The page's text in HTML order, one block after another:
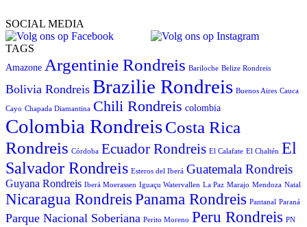
SOCIAL MEDIA
TAGS
Amazone Argentinie Rondreis Bariloche Belize Rondreis
Bolivia Rondreis Brazilie Rondreis Buenos Aires Cauca
Cayo Chapada Diamantina Chili Rondreis colombia
Colombia RondreisCosta Rica
Rondreis Córdoba Ecuador Rondreis El Calafate El Chaltén El
Salvador Rondreis Esteros del Iberá Guatemala Rondreis
Guyana Rondreis Iberá Moerassen Iguaçu Watervallen La Paz Marajo Mendoza Natal
Nicaragua Rondreis Panama Rondreis Pantanal Paraná
Parque Nacional Soberiana Perito Moreno Peru Rondreis PN